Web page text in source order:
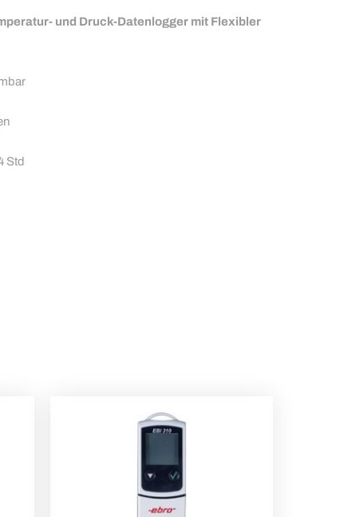
und Druck-Datenlogger mit Flexibler
Std